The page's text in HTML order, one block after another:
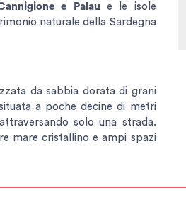
e Palau e le isole
naturale della Sardegna
da sabbia dorata di grani
a poche decine di metri
solo una strada.
mare cristallino e ampi spazi